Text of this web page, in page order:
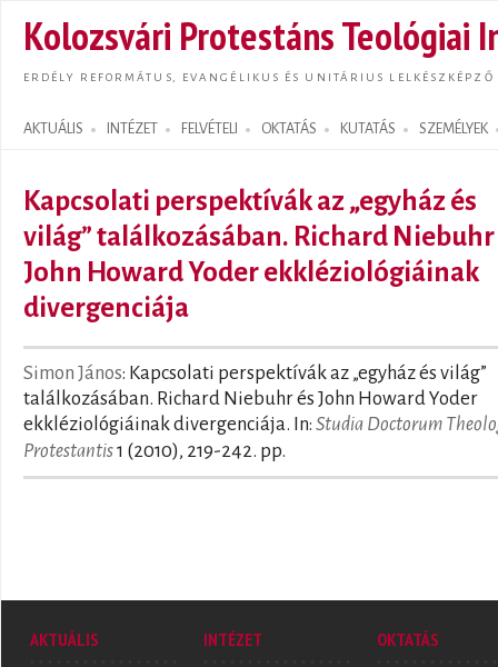
Kolozsvári Protestáns Teológiai
ERDÉLY REFORMÁTUS, EVANGÉLIKUS ÉS UNITÁRIUS LELKÉSZKÉPZŐ
AKTUÁLIS INTÉZET FELVÉTELI OKTATÁS KUTATÁS SZEMÉLYEK
Search form
Kapcsolati perspektívák az „egyház és
világ” találkozásában. Richard Niebuhr
John Howard Yoder ekkléziológiáinak
divergenciája
Simon János: Kapcsolati perspektívák az „egyház és világ”
találkozásában. Richard Niebuhr és John Howard Yoder
ekkléziológiáinak divergenciája. In: Studia Doctorum
Protestantis1 (2010), 219-242. pp.
AKTUÁLIS
INTÉZET
OKTATÁS